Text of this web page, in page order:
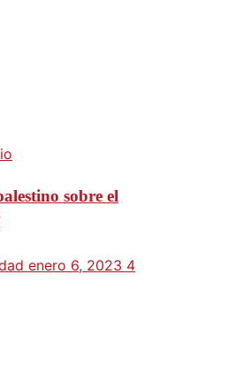
sobre el
enero 6, 2023 4